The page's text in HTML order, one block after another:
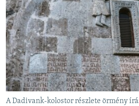
A Dadivank-kolostor részlete örmény